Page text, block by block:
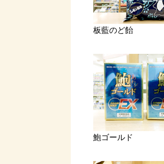
板藍のど飴
鮑ゴールド